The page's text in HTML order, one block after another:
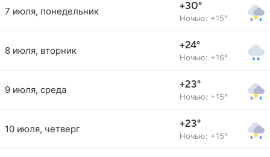
7 июля, понедельник +30°
Ночью: +15°
8 июля, вторник +24°
Ночью: +16°
9 июля, среда +23°
Ночью: +15°
10 июля, четверг +23°
Ночью: +15°